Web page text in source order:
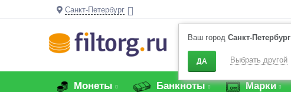
Санкт-Петербург
Ваш город Санкт-Петербург
ДА Выбрать другой
Монеты Банкноты Марки